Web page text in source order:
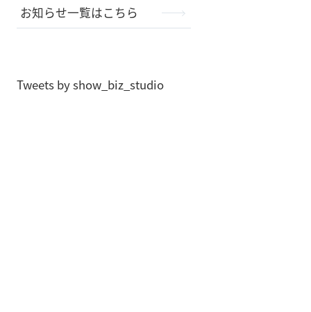
お知らせ一覧はこちら
Tweets by show_biz_studio